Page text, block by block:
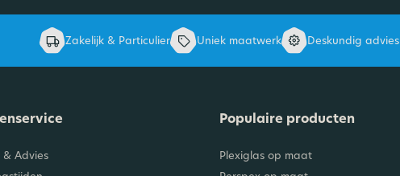
Zakelijk & Particulier Uniek maatwerk Deskundig advies
& Advies
Populaire producten
Plexiglas op maat